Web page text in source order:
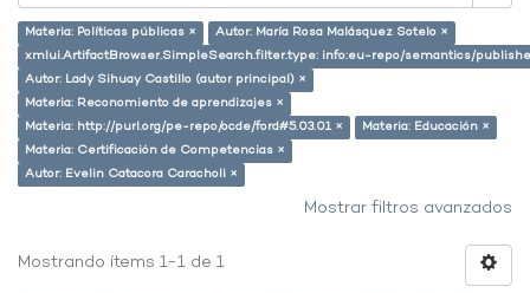
Materia: Políticas públicas ×
Autor: María Rosa Malásquez Sotelo ×
xmlui.ArtifactBrowser.SimpleSearch.filter.type: info:eu-repo/semantics/
Autor: Lady Sihuay Castillo (autor principal) ×
Materia: Reconomiento de aprendizajes ×
Materia: http://purl.org/pe-repo/ocde/ford#5.03.01 ×
Materia: Educación ×
Materia: Certificación de Competencias ×
Autor: Evelin Catacora Caracholi ×
Mostrar filtros avanzados
Mostrando ítems 1-1 de 1